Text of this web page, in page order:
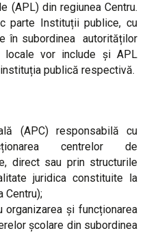
(APL) din regiunea Centru.
parte Instituții publice, cu
în subordinea autorităților
locale vor include și APL
publică respectivă.
(APC) responsabilă cu
centrelor de
direct sau prin structurile
juridica constituite la
Centru);
și funcționarea
școlare din subordinea